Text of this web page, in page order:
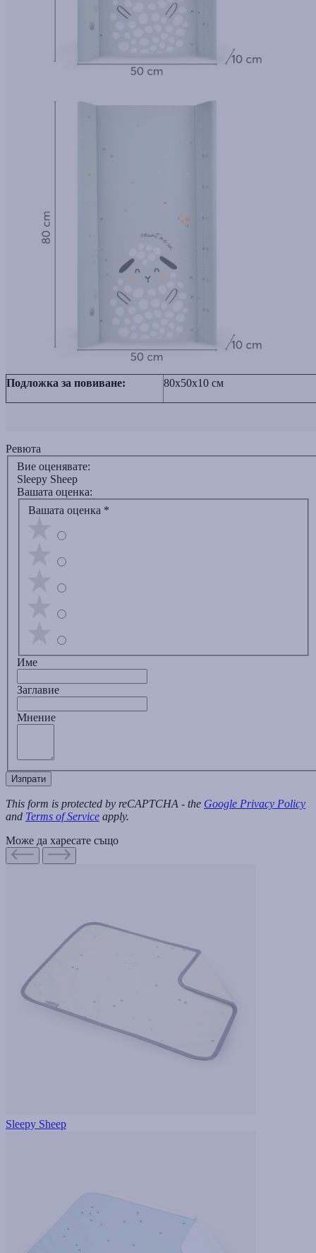
Подложка за повиване: 80x50х10 см
Ревюта
Вие оценявате:
Sleepy Sheep
Вашата оценка:
Вашата оценка *
Име
Заглавиe
Мнение
Изпрати
This form is protected by reCAPTCHA - the Google Privacy Policy
and Terms of Service apply.
Може да харесате също
Sleepy Sheep